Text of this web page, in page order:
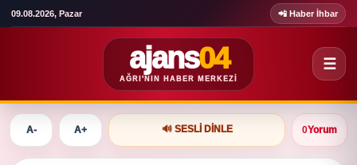
09.08.2026, Pazar 📲 Haber İhbar
ajans04
AĞRI'NIN HABER MERKEZI
☰
A- A+ 🔊 SESLI DINLE 0Yorum